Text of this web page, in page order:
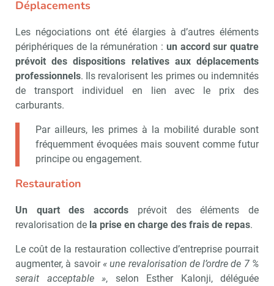
Déplacements
Les négociations ont été élargies à d’autres éléments
périphériques de la rémunération : un accord sur quatre
prévoit des dispositions relatives aux déplacements
professionnels. Ils revalorisent les primes ou indemnités
de transport individuel en lien avec le prix des
carburants.
Par ailleurs, les primes à la mobilité durable sont
fréquemment évoquées mais souvent comme futur
principe ou engagement.
Restauration
Un quart des accords prévoit des éléments de
revalorisation de la prise en charge des frais de repas.
Le coût de la restauration collective d’entreprise pourrait
augmenter, à savoir« une revalorisation de l’ordre de 7 %
serait acceptable », selon Esther Kalonji, déléguée